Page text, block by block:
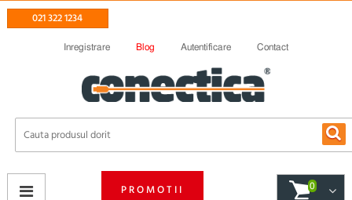
021 322 1234
Inregistrare Blog Autentificare Contact
PROMOTII 0